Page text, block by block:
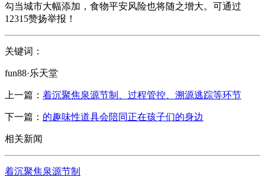
勾当城市大幅添加，食物平安风险也将随之增大。可通过
12315赞扬举报！
关键词：
fun88·乐天堂
上一篇： 着沉聚焦泉源节制、过程管控、溯源逃踪等环节
下一篇： 的趣味性道具会陪同正在孩子们的身边
相关新闻
着沉聚焦泉源节制